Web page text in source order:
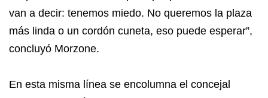
van a decir: tenemos miedo. No queremos la plaza
más linda o un cordón cuneta, eso puede esperar”,
concluyó Morzone.
En esta misma línea se encolumna el concejal